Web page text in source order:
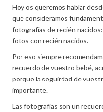
Hoy os queremos hablar
que consideramos
fotografías de recién
fotos con recién nacidos.
Por eso siempre
recuerdo de vuestro bebé,
porque la seguirdad de
importante.
Las fotografías son un